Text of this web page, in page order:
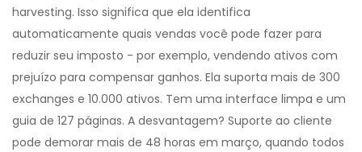
harvesting. Isso significa que ela identifica
automaticamente quais vendas você pode fazer para
reduzir seu imposto - por exemplo, vendendo ativos com
prejuízo para compensar ganhos. Ela suporta mais de 300
exchanges e 10.000 ativos. Tem uma interface limpa e um
guia de 127 páginas. A desvantagem? Suporte ao cliente
pode demorar mais de 48 horas em março, quando todos